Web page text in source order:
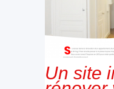
Un site